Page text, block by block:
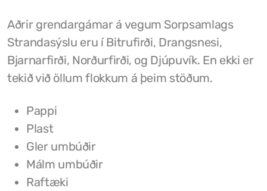
Aðrir grendargámar á vegum Sorpsamlags
Strandasýslu eru í Bitrufirði, Drangsnesi,
Bjarnarfirði, Norðurfirði, og Djúpuvík. En ekki er
tekið við öllum flokkum á þeim stöðum.
Pappi
Plast
Gler umbúðir
Málm umbúðir
Raftæki